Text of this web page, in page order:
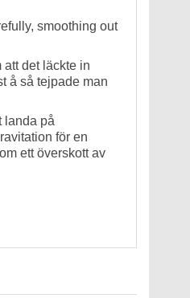
smoothing out
det läckte in
å så tejpade man
landa på
för en
ett överskott av